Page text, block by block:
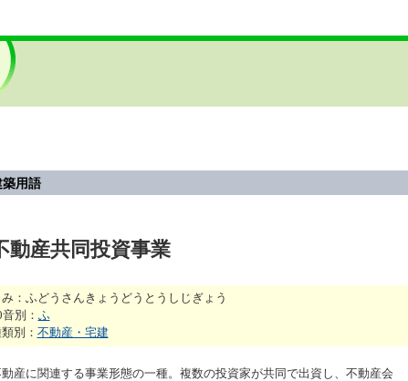
築用語
動産共同投資事業
み：ふどうさんきょうどうとうしじぎょう
別： ふ
別： 不動産・宅建
産に関連する事業形態の一種。複数の投資家が共同で出資し、不動産会